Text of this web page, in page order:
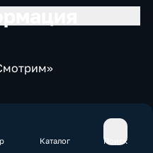
Каталог Поиск